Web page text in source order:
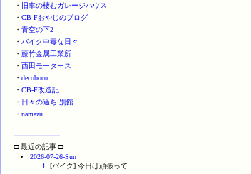
・
旧車の棲むガレージハウス
・ CB-Fおやじのブログ
・ 青空の下2
・ バイク中毒な日々
・ 藤竹金属工業所
・ 西田モータース
・ decoboco
・ CB-F改造記
・ 日々の過ち 別館
・ namazu
□ 最近の記事 □
2026-07-26-Sun
1. [バイク] 今日は頑張って